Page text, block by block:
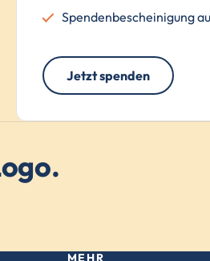
Spendenbescheinigung
Jetzt spenden
MEHR